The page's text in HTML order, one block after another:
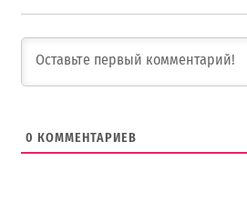
0 КОММЕНТАРИЕВ